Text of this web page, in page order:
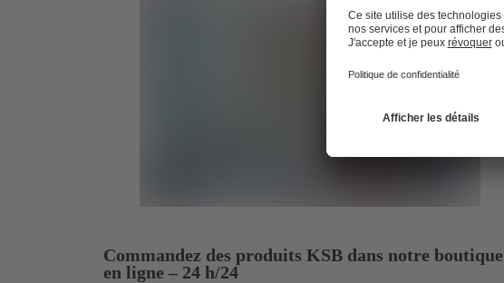
Commandez des produits KSB dans notre boutique
en ligne – 24 h/24